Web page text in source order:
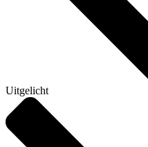
Uitgelicht